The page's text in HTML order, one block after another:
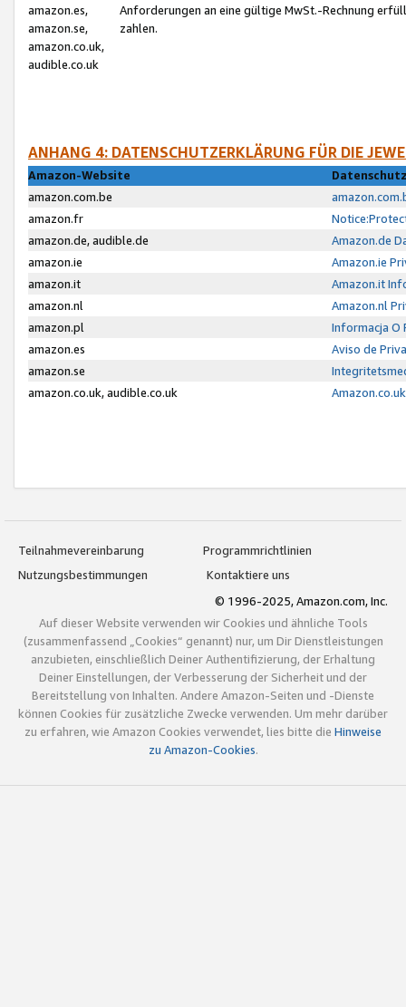
amazon.es,
amazon.se,
amazon.co.uk,
audible.co.uk
Anforderungen an eine gültige MwSt.-Rechnung
zahlen.
ANHANG 4: DATENSCHUTZERKLÄRUNG FÜR DIE
Amazon-Website
amazon.com.be
amazon.fr
amazon.de, audible.de
Amazon.de
amazon.ie
Amazon.ie
amazon.it
Amazon.it
amazon.nl
Amazon.nl
amazon.pl
Informacja O
amazon.es
Aviso de
amazon.se
amazon.co.uk, audible.co.uk
Teilnahmevereinbarung
Programmrichtlinien
Nutzungsbestimmungen
Kontaktiere uns
© 1996-2025, Amazon.com, Inc.
Auf dieser Website verwenden wir Cookies und ähnliche Tools
(zusammenfassend „Cookies“ genannt) nur, um Dir Dienstleistungen
anzubieten, einschließlich Deiner Authentifizierung, der Erhaltung
Deiner Einstellungen, der Verbesserung der Sicherheit und der
Bereitstellung von Inhalten. Andere Amazon-Seiten und -Dienste
können Cookies für zusätzliche Zwecke verwenden. Um mehr darüber
zu erfahren, wie Amazon Cookies verwendet, lies bitte die Hinweise
zu Amazon-Cookies.